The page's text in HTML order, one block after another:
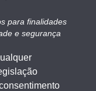
para finalidades
e segurança